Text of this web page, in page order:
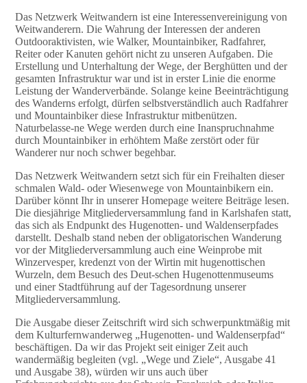
Das Netzwerk Weitwandern ist eine Interessenvereinigung von
Weitwanderern. Die Wahrung der Interessen der anderen
Outdooraktivisten, wie Walker, Mountainbiker, Radfahrer,
Reiter oder Kanuten gehört nicht zu unseren Aufgaben. Die
Erstellung und Unterhaltung der Wege, der Berghütten und der
gesamten Infrastruktur war und ist in erster Linie die enorme
Leistung der Wanderverbände. Solange keine Beeinträchtigung
des Wanderns erfolgt, dürfen selbstverständlich auch Radfahrer
und Mountainbiker diese Infrastruktur mitbenützen.
Naturbelasse-ne Wege werden durch eine Inanspruchnahme
durch Mountainbiker in erhöhtem Maße zerstört oder für
Wanderer nur noch schwer begehbar.
Das Netzwerk Weitwandern setzt sich für ein Freihalten dieser
schmalen Wald- oder Wiesenwege von Mountainbikern ein.
Darüber könnt Ihr in unserer Homepage weitere Beiträge lesen.
Die diesjährige Mitgliederversammlung fand in Karlshafen statt,
das sich als Endpunkt des Hugenotten- und Waldenserpfades
darstellt. Deshalb stand neben der obligatorischen Wanderung
vor der Mitgliederversammlung auch eine Weinprobe mit
Winzervesper, kredenzt von der Wirtin mit hugenottischen
Wurzeln, dem Besuch des Deut-schen Hugenottenmuseums
und einer Stadtführung auf der Tagesordnung unserer
Mitgliederversammlung.
Die Ausgabe dieser Zeitschrift wird sich schwerpunktmäßig mit
dem Kulturfernwanderweg „Hugenotten- und Waldenserpfad“
beschäftigen. Da wir das Projekt seit einiger Zeit auch
wandermäßig begleiten (vgl. „Wege und Ziele“, Ausgabe 41
und Ausgabe 38), würden wir uns auch über